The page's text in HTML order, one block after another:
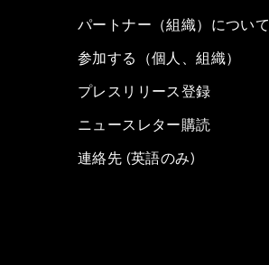
パートナー（組織）について
参加する（個人、組織）
プレスリリース登録
ニュースレター購読
連絡先 (英語のみ)